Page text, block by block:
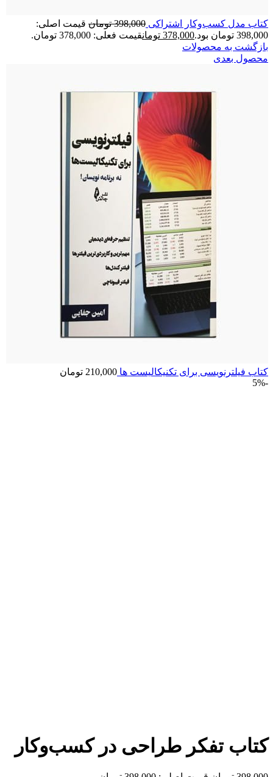
کتاب مدل کسب‌وکار اشتراکی 398,000 تومان قیمت اصلی:
398,000 تومان بود.
378,000 تومانقیمت فعلی: 378,000 تومان.
بازگشت به محصولات
محصول بعدی
کتاب فیلترنویسی برای تکنیکالیست ها 210,000 تومان
-5%
کتاب تفکر طراحی در کسب‌وکار